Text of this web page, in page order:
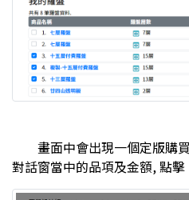
畫面中會出現一個定版購
對話窗當中的品項及金額, 點擊